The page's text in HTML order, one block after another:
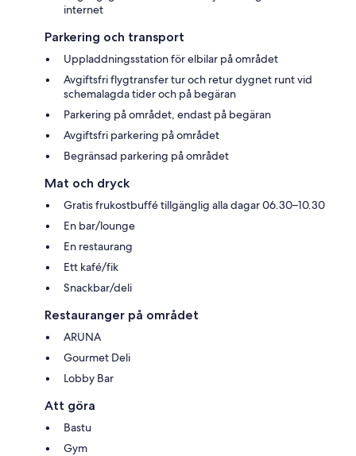
internet
Parkering och transport
Uppladdningsstation för elbilar på området
Avgiftsfri flygtransfer tur och retur dygnet runt vid
schemalagda tider och på begäran
Parkering på området, endast på begäran
Avgiftsfri parkering på området
Begränsad parkering på området
Mat och dryck
Gratis frukostbuffé tillgänglig alla dagar 06.30–10.30
En bar/lounge
En restaurang
Ett kafé/fik
Snackbar/deli
Restauranger på området
ARUNA
Gourmet Deli
Lobby Bar
Att göra
Bastu
Gym